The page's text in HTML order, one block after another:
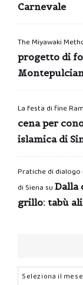
Carnevale
The Miyawaki
progetto di
La festa di fine
cena per
islamica di
Pratiche di
di Siena su Dalla
grillo: tabù
Archivi